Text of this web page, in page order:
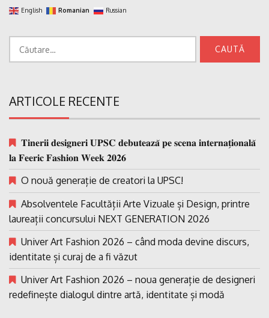
English Romanian Russian
ARTICOLE RECENTE
𝐓𝐢𝐧𝐞𝐫𝐢𝐢 𝐝𝐞𝐬𝐢𝐠𝐧𝐞𝐫𝐢 𝐔𝐏𝐒𝐂 𝐝𝐞𝐛𝐮𝐭𝐞𝐚𝐳𝐚̆ 𝐩𝐞 𝐬𝐜𝐞𝐧𝐚 𝐢𝐧𝐭𝐞𝐫𝐧𝐚𝐭̗𝐢𝐨𝐧𝐚𝐥𝐚̆
𝐥𝐚 𝐅𝐞𝐞𝐫𝐢𝐜 𝐅𝐚𝐬𝐡𝐢𝐨𝐧 𝐖𝐞𝐞𝐤 𝟐𝟎𝟐𝟔
O nouă generație de creatori la UPSC!
Absolventele Facultății Arte Vizuale și Design, printre
laureații concursului NEXT GENERATION 2026
Univer Art Fashion 2026 – când moda devine discurs,
identitate și curaj de a fi văzut
Univer Art Fashion 2026 – noua generație de designeri
redefinește dialogul dintre artă, identitate și modă